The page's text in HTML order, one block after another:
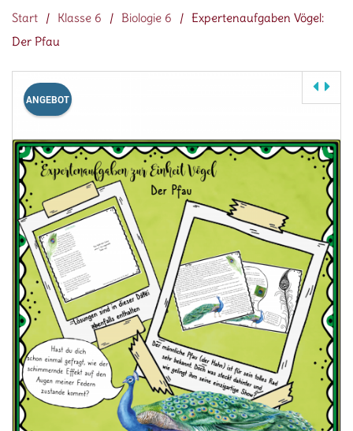
Start / Klasse 6 / Biologie 6 / Expertenaufgaben Vögel:
Der Pfau
ANGEBOT